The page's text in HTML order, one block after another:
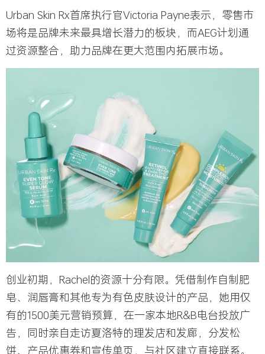
Urban Skin Rx首席执行官Victoria Payne表示，零售市
场将是品牌未来最具增长潜力的板块，而AEG计划通
过资源整合，助力品牌在更大范围内拓展市场。
创业初期，Rachel的资源十分有限。凭借制作自制肥
皂、润唇膏和其他专为有色皮肤设计的产品，她用仅
有的1500美元营销预算，在一家本地R&B电台投放广
告，同时亲自走访夏洛特的理发店和发廊，分发松
饼、产品优惠券和宣传单页，与社区建立直接联系。